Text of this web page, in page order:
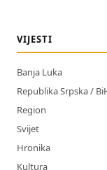
VIJESTI
Banja Luka
Republika Srpska /
Region
Svijet
Hronika
Kultura